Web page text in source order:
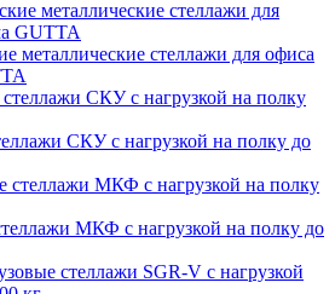
металлические стеллажи для офиса
СКУ с нагрузкой на полку до
МКФ с нагрузкой на полку до